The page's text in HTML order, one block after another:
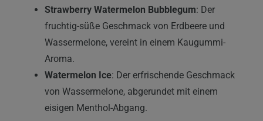
Strawberry Watermelon Bubblegum: Der
fruchtig-süße Geschmack von Erdbeere und
Wassermelone, vereint in einem Kaugummi-
Aroma.
Watermelon Ice: Der erfrischende Geschmack
von Wassermelone, abgerundet mit einem
eisigen Menthol-Abgang.